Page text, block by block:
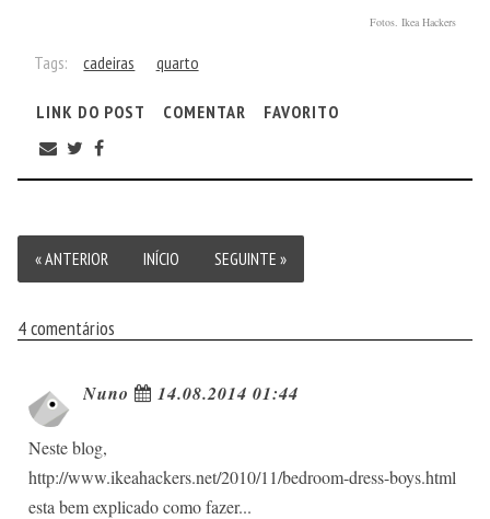
Fotos. Ikea Hackers
Tags: cadeiras quarto
LINK DO POST COMENTAR FAVORITO
« ANTERIOR INÍCIO SEGUINTE »
4 comentários
Nuno 14.08.2014 01:44
Neste blog,
http://www.ikeahackers.net/2010/11/bedroom-dress-boys.html
esta bem explicado como fazer...